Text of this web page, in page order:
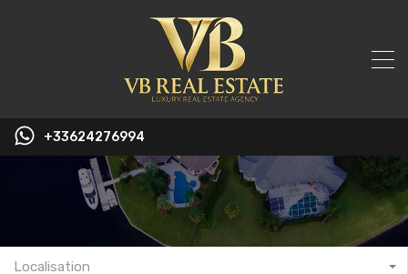
+33624276994
Localisation